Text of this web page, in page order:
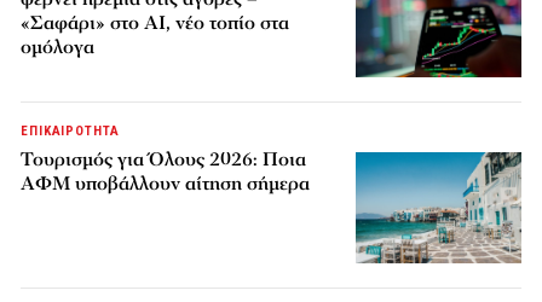
«Σαφάρι» στο AI, νέο τοπίο στα
ομόλογα
ΕΠΙΚΑΙΡΟΤΗΤΑ
Τουρισμός για Όλους 2026: Ποια
ΑΦΜ υποβάλλουν αίτηση σήμερα